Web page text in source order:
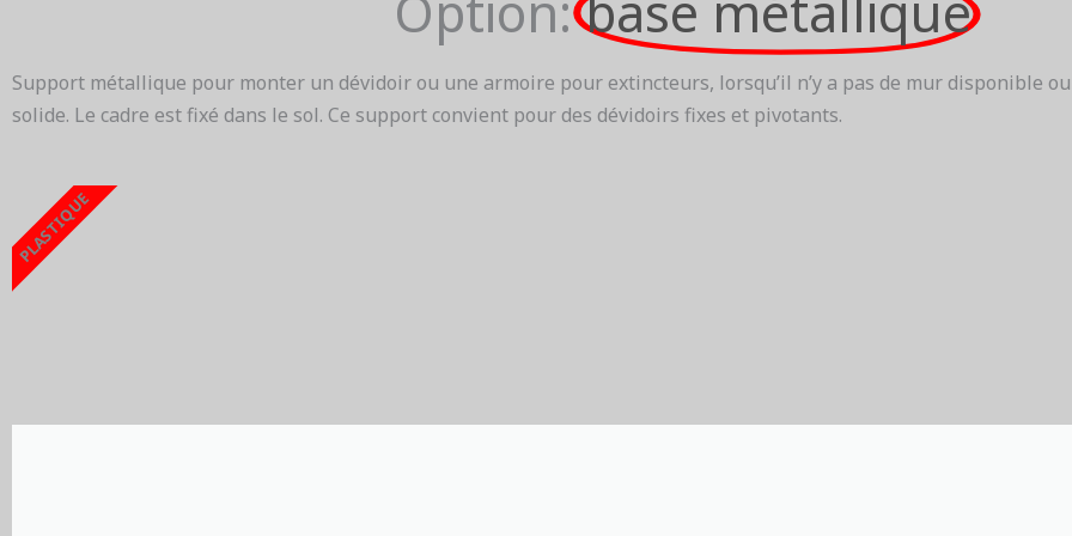
Support métallique pour monter un dévidoir ou une armoire pour extincteurs, lorsqu’il n’y a pas de mur disponible ou
solide. Le cadre est fixé dans le sol. Ce support convient pour des dévidoirs fixes et pivotants.
PLASTIQUE